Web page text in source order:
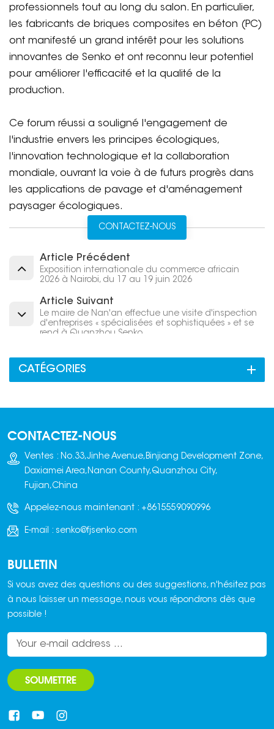
professionnels tout au long du salon. En particulier,
les fabricants de briques composites en béton (PC)
ont manifesté un grand intérêt pour les solutions
innovantes de Senko et ont reconnu leur potentiel
pour améliorer l'efficacité et la qualité de la
production.
Ce forum réussi a souligné l'engagement de
l'industrie envers les principes écologiques,
l'innovation technologique et la collaboration
mondiale, ouvrant la voie à de futurs progrès dans
les applications de pavage et d'aménagement
paysager écologiques.
CONTACTEZ-NOUS
Article Précédent
Exposition internationale du commerce africain
2026 à Nairobi, du 17 au 19 juin 2026
Article Suivant
Le maire de Nan'an effectue une visite d'inspection
d'entreprises « spécialisées et sophistiquées » et se
rend à Quanzhou Senko.
CATÉGORIES
CONTACTEZ-NOUS
Ventes : No.33,Jinhe Avenue,Binjiang Development Zone,
Daxiamei Area,Nanan County,Quanzhou City,
Fujian,China
Appelez-nous maintenant : +8615559090996
E-mail : senko@fjsenko.com
BULLETIN
Si vous avez des questions ou des suggestions, n'hésitez pas
à nous laisser un message, nous vous répondrons dès que
possible !
SOUMETTRE